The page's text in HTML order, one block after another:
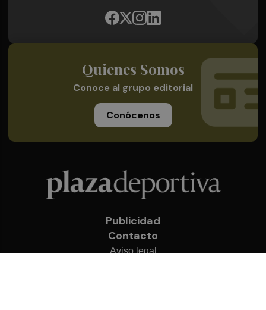
Quienes Somos
Conoce al grupo editorial
Conócenos
Publicidad
Contacto
Aviso legal